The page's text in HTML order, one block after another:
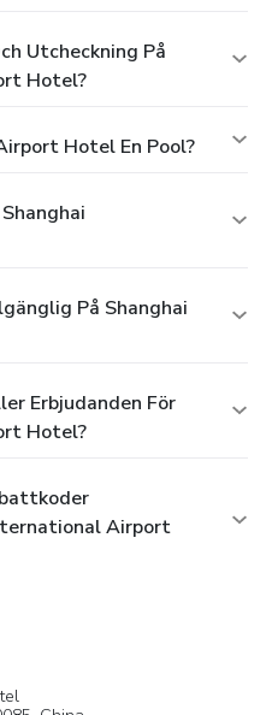
Utcheckning På
Hotel?
Hotel En Pool?
På Shanghai
Erbjudanden För
Hotel?
Airport